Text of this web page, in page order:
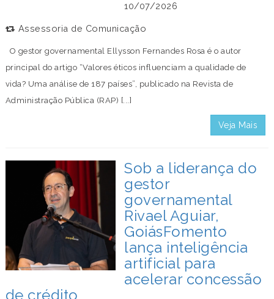
10/07/2026
Assessoria de Comunicação
O gestor governamental Ellysson Fernandes Rosa é o autor
principal do artigo “Valores éticos influenciam a qualidade de
vida? Uma análise de 187 países”, publicado na Revista de
Administração Pública (RAP) [...]
Veja Mais
Sob a liderança do
gestor
governamental
Rivael Aguiar,
GoiásFomento
lança inteligência
artificial para
acelerar concessão
de crédito